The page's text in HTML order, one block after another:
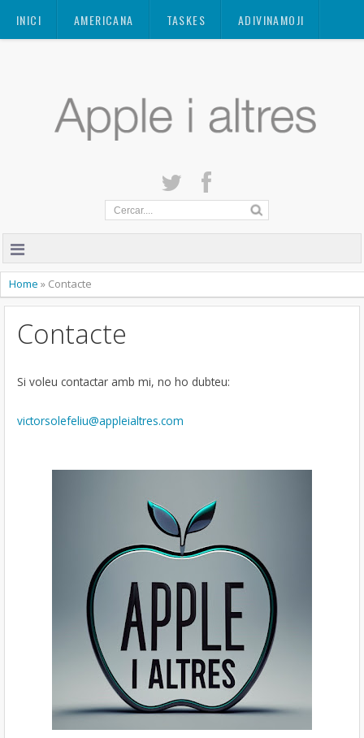
INICI AMERICANA TASKES ADIVINAMOJI
Home » Contacte
Contacte
Si voleu contactar amb mi, no ho dubteu:
victorsolefeliu@appleialtres.com